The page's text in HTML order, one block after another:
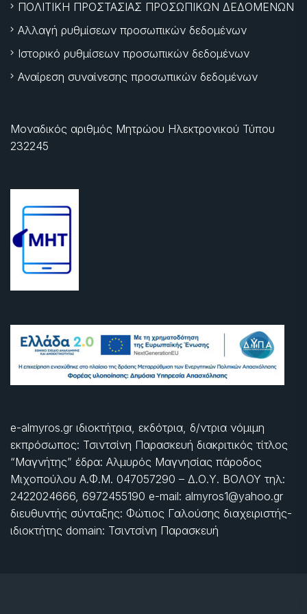
ΠΟΛΙΤΙΚΗ ΠΡΟΣΤΑΣΙΑΣ ΠΡΟΣΩΠΙΚΩΝ ΔΕΔΟΜΕΝΩΝ
Αλλαγή ρυθμίσεων προσωπικών δεδομένων
Ιστορικό ρυθμίσεων προσωπικών δεδομένων
Αναίρεση συναίνεσης προσωπικών δεδομένων
Μοναδικός αριθμός Μητρώου Ηλεκτρονικού Τύπου
232245
e-almyros.gr ιδιοκτήτρια, εκδότρια, δ/ντρια νόμιμη
εκπρόσωπος: Τσιντσίνη Παρασκευή διακριτικός τίτλος
“Μαγνήτης” έδρα: Αλμυρός Μαγνησίας πάροδος
Μιχοπούλου Α.Φ.Μ. 047057290 – Δ.Ο.Υ. ΒΟΛΟΥ τηλ:
2422024666, 6972455190 e-mail: almyros1@yahoo.gr
διευθυντής σύνταξης: Φώτιος Γαλούσης διαχειριστής-
ιδιοκτήτης domain: Τσιντσίνη Παρασκευή